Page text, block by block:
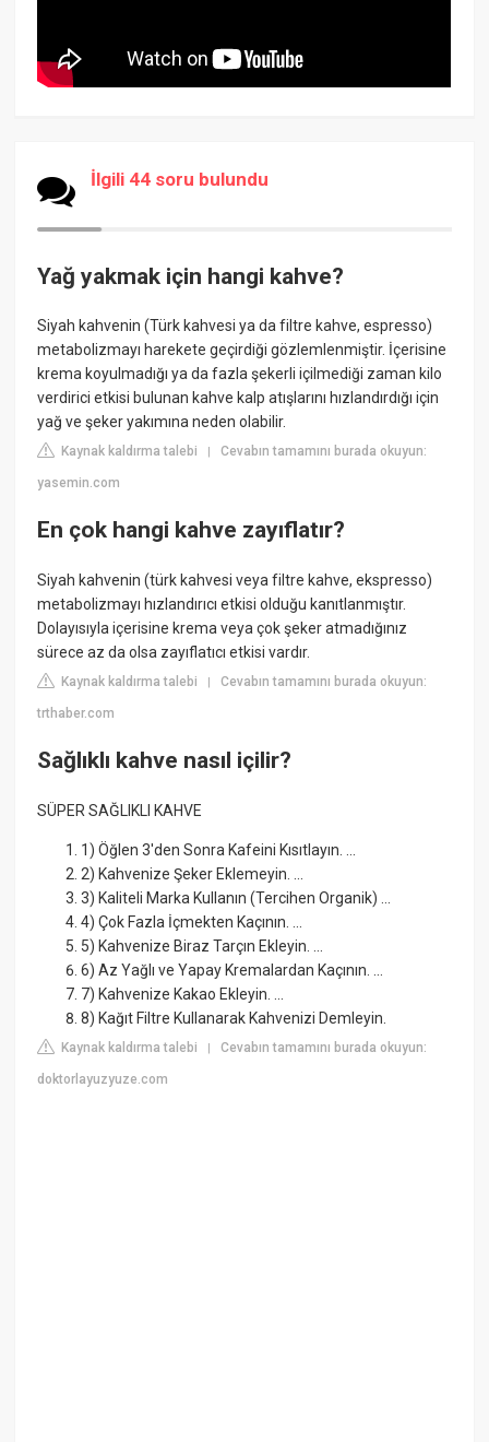
İlgili 44 soru bulundu
Yağ yakmak için hangi kahve?
Siyah kahvenin (Türk kahvesi ya da filtre kahve, espresso)
metabolizmayı harekete geçirdiği gözlemlenmiştir. İçerisine
krema koyulmadığı ya da fazla şekerli içilmediği zaman kilo
verdirici etkisi bulunan kahve kalp atışlarını hızlandırdığı için
yağ ve şeker yakımına neden olabilir.
Kaynak kaldırma talebi |Cevabın tamamını burada okuyun:
yasemin.com
En çok hangi kahve zayıflatır?
Siyah kahvenin (türk kahvesi veya filtre kahve, ekspresso)
metabolizmayı hızlandırıcı etkisi olduğu kanıtlanmıştır.
Dolayısıyla içerisine krema veya çok şeker atmadığınız
sürece az da olsa zayıflatıcı etkisi vardır.
Kaynak kaldırma talebi |Cevabın tamamını burada okuyun:
trthaber.com
Sağlıklı kahve nasıl içilir?
SÜPER SAĞLIKLI KAHVE
1) Öğlen 3'den Sonra Kafeini Kısıtlayın. ...
2) Kahvenize Şeker Eklemeyin. ...
3) Kaliteli Marka Kullanın (Tercihen Organik) ...
4) Çok Fazla İçmekten Kaçının. ...
5) Kahvenize Biraz Tarçın Ekleyin. ...
6) Az Yağlı ve Yapay Kremalardan Kaçının. ...
7) Kahvenize Kakao Ekleyin. ...
8) Kağıt Filtre Kullanarak Kahvenizi Demleyin.
Kaynak kaldırma talebi |Cevabın tamamını burada okuyun:
doktorlayuzyuze.com